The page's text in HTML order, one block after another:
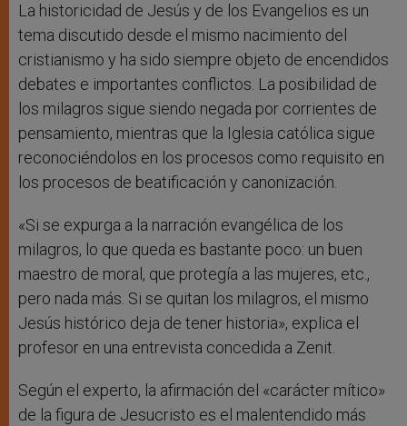
La historicidad de Jesús y de los Evangelios es un
tema discutido desde el mismo nacimiento del
cristianismo y ha sido siempre objeto de encendidos
debates e importantes conflictos. La posibilidad de
los milagros sigue siendo negada por corrientes de
pensamiento, mientras que la Iglesia católica sigue
reconociéndolos en los procesos como requisito en
los procesos de beatificación y canonización.
«Si se expurga a la narración evangélica de los
milagros, lo que queda es bastante poco: un buen
maestro de moral, que protegía a las mujeres, etc.,
pero nada más. Si se quitan los milagros, el mismo
Jesús histórico deja de tener historia», explica el
profesor en una entrevista concedida a Zenit.
Según el experto, la afirmación del «carácter mítico»
de la figura de Jesucristo es el malentendido más